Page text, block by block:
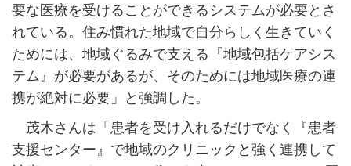
要な医療を受けることができるシステムが必要とさ
れている。住み慣れた地域で自分らしく生きていく
ためには、地域ぐるみで支える『地域包括ケアシス
テム』が必要があるが、そのためには地域医療の連
携が絶対に必要」と強調した。
茂木さんは「患者を受け入れるだけでなく『患者
支援センター』で地域のクリニックと強く連携して